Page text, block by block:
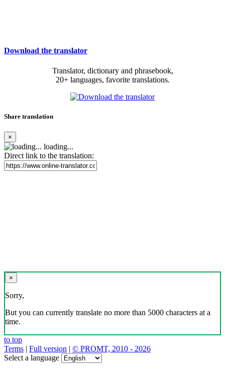
Download the translator
Translator, dictionary and phrasebook,
20+ languages, favorite translations.
Share translation
×
loading...
Direct link to the translation:
×
Sorry,
But you can currently translate no more than 5000 characters at a
time.
to top
Terms | Full version | © PROMT, 2010 - 2026
Select a language